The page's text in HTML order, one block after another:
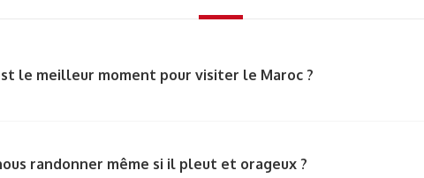
le meilleur moment pour visiter le Maroc ?
randonner même si il pleut et orageux ?